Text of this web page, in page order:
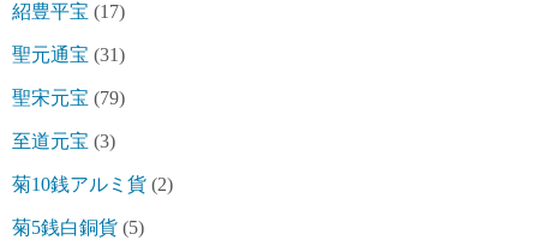
紹豊平宝 (17)
聖元通宝 (31)
聖宋元宝 (79)
至道元宝 (3)
菊10銭アルミ貨 (2)
菊5銭白銅貨 (5)